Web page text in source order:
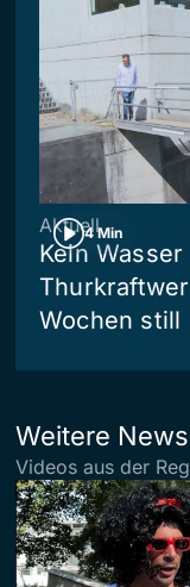
4 Min
Aktuell
Kein
Wochen still
Weitere News
Videos aus der